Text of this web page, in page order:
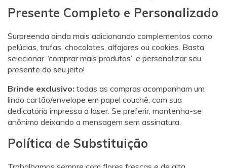
Presente Completo e Personalizado
Surpreenda ainda mais adicionando complementos como
pelúcias, trufas, chocolates, alfajores ou cookies. Basta
selecionar “comprar mais produtos” e personalizar seu
presente do seu jeito!
Brinde exclusivo: todas as compras acompanham um
lindo cartão/envelope em papel couchê, com sua
dedicatória impressa a laser. Se preferir, mantenha-se
anônimo deixando a mensagem sem assinatura.
Política de Substituição